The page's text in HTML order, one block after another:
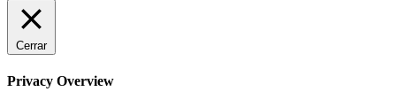
Cerrar
Privacy Overview